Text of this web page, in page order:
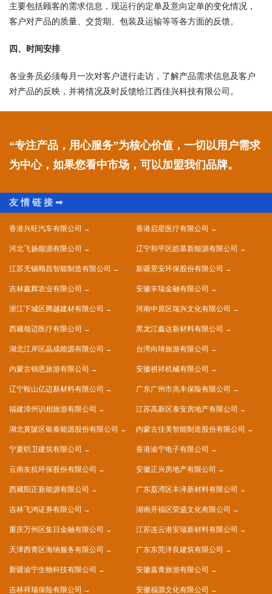
主要包括顾客的需求信息，现运行的定单及意向定单的变化情况，
客户对产品的质量、交货期、包装及运输等等各方面的反馈。
四、时间安排
各业务员必须每月一次对客户进行走访，了解产品需求信息及客户
对产品的反映，并将情况及时反馈给江西佳兴科技有限公司。
“专注产品，用心服务”为核心价值，一切以用户需求
为中心，如果您看中市场，可以加盟我们品牌。
香港兴旺汽车有限公司 香港启星医疗有限公司
河北飞扬能源有限公司 辽宁和平区皓慕新能源有限公司
江苏无锡顺昌智能制造有限公司 新疆景安环保股份有限公司
吉林鑫辉农业有限公司 安徽丰瑞金融有限公司
浙江下城区腾越建材有限公司 河南中原区瑞兴文化有限公司
西藏领迈医疗有限公司 黑龙江鑫达新材料有限公司
湖北江岸区晶成能源有限公司 台湾向琦旅游有限公司
内蒙古锦恩旅游有限公司 安徽祺祥机械有限公司
辽宁鞍山亿迈新材料有限公司 广东广州市兆丰保险有限公司
福建漳州识相旅游有限公司 江苏高新区泰安房地产有限公司
湖北黄陂区银泰能源股份有限公司 内蒙古佳美智能制造股份有限公司
宁夏昉卫建筑有限公司 香港渝宁电子有限公司
云南友杭环保股份有限公司 安徽正兴房地产有限公司
西藏阳正新能源有限公司 广东荔湾区丰泽新材料有限公司
吉林飞鸿证券有限公司 湖南开福区荣盛文化有限公司
重庆万州区集日金融有限公司 江苏连云港安瑞新材料有限公司
天津西青区海纳服务有限公司 广东东莞洋良建筑有限公司
新疆渝宁生物科技有限公司 安徽嘉青旅游有限公司
吉林祥瑞保险有限公司 安徽福源文化有限公司